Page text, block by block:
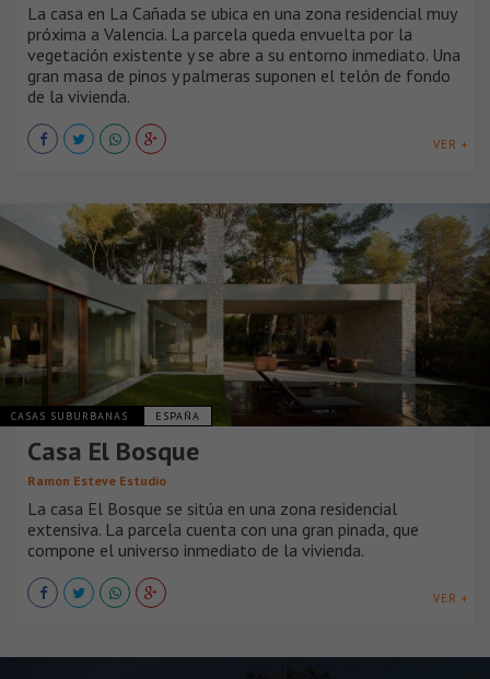
La casa en La Cañada se ubica en una zona residencial muy
próxima a Valencia. La parcela queda envuelta por la
vegetación existente y se abre a su entorno inmediato. Una
gran masa de pinos y palmeras suponen el telón de fondo
de la vivienda.
VER +
CASAS SUBURBANAS ESPAÑA
Casa El Bosque
Ramon Esteve Estudio
La casa El Bosque se sitúa en una zona residencial
extensiva. La parcela cuenta con una gran pinada, que
compone el universo inmediato de la vivienda.
VER +